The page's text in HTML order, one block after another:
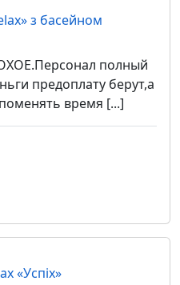
з басейном
полный
предоплату берут,а
время [...]
«Успіх»